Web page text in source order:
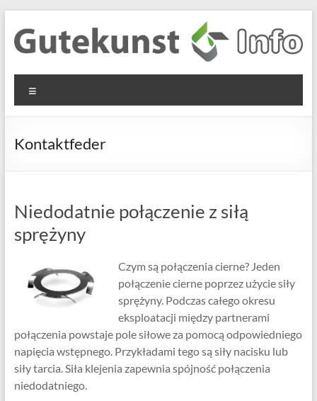
content
Gutekunst
Formfedern
GmbH
Informationen
Flachmaterial
Kontaktfeder
Niedodatnie połączenie z siłą
sprężyny
Czym są połączenia cierne? Jeden
połączenie cierne poprzez użycie siły
sprężyny. Podczas całego okresu
eksploatacji między partnerami
połączenia powstaje pole siłowe za pomocą odpowiedniego
napięcia wstępnego. Przykładami tego są siły nacisku lub
siły tarcia. Siła klejenia zapewnia spójność połączenia
niedodatniego.